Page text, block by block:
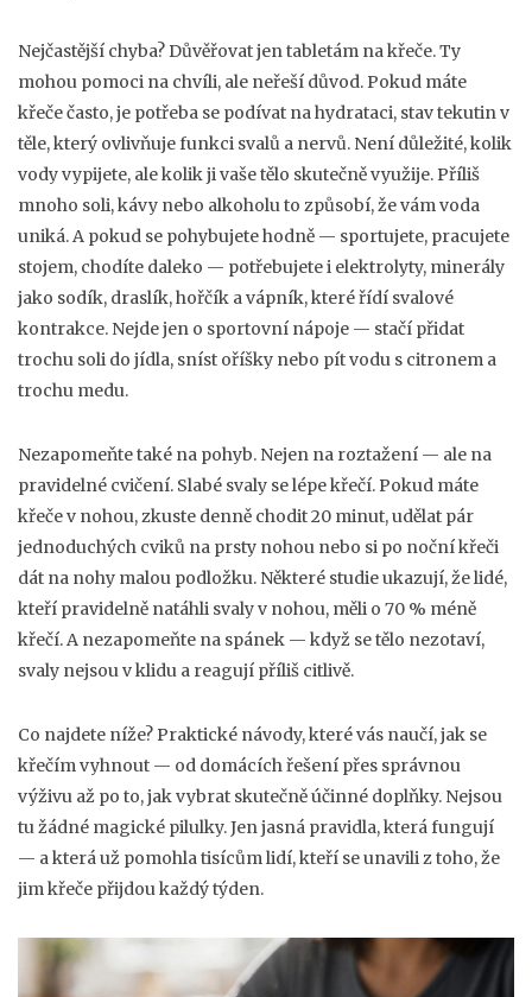
Nejčastější chyba? Důvěřovat jen tabletám na křeče. Ty
mohou pomoci na chvíli, ale neřeší důvod. Pokud máte
křeče často, je potřeba se podívat nahydrataci, stav tekutin v
těle, který ovlivňuje funkci svalů a nervů. Není důležité, kolik
vody vypijete, ale kolik ji vaše tělo skutečně využije. Příliš
mnoho soli, kávy nebo alkoholu to způsobí, že vám voda
uniká. A pokud se pohybujete hodně — sportujete, pracujete
stojem, chodíte daleko — potřebujete i elektrolyty, minerály
jako sodík, draslík, hořčík a vápník, které řídí svalové
kontrakce. Nejde jen o sportovní nápoje — stačí přidat
trochu soli do jídla, sníst oříšky nebo pít vodu s citronem a
trochu medu.
Nezapomeňte také na pohyb. Nejen na roztažení — ale na
pravidelné cvičení. Slabé svaly se lépe křečí. Pokud máte
křeče v nohou, zkuste denně chodit 20 minut, udělat pár
jednoduchých cviků na prsty nohou nebo si po noční křeči
dát na nohy malou podložku. Některé studie ukazují, že lidé,
kteří pravidelně natáhli svaly v nohou, měli o 70 % méně
křečí. A nezapomeňte na spánek — když se tělo nezotaví,
svaly nejsou v klidu a reagují příliš citlivě.
Co najdete níže? Praktické návody, které vás naučí, jak se
křečím vyhnout — od domácích řešení přes správnou
výživu až po to, jak vybrat skutečně účinné doplňky. Nejsou
tu žádné magické pilulky. Jen jasná pravidla, která fungují
— a která už pomohla tisícům lidí, kteří se unavili z toho, že
jim křeče přijdou každý týden.